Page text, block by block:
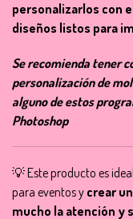
personalizarlos con
diseños listos para
Se recomienda tener
personalización de
alguno de estos
Photoshop
💡 Este producto es
para eventos y crear
mucho la atención y